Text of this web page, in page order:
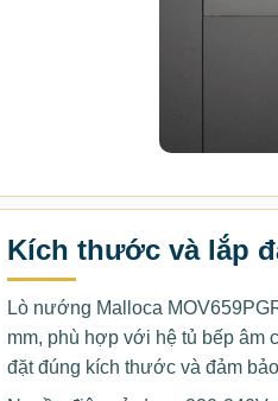
Kích thước và lắp
Lò nướng Malloca
mm, phù hợp với hệ tủ bếp âm
đặt đúng kích thước và đảm